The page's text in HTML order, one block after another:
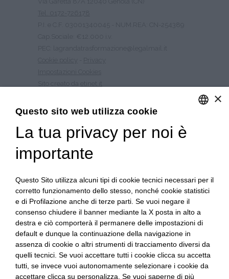
LE CARNI
LA GASTRONOMIA
CONTATTI
QUALITÀ
PSR 2014 – 2020
LAVORA CON NOI
MAPPA DEL SITO
Privacy e-commerce
Condizioni di vendita e-commerce
×
Questo sito web utilizza cookie
La tua privacy per noi è
importante
Questo Sito utilizza alcuni tipi di cookie tecnici necessari per il
corretto funzionamento dello stesso, nonché cookie statistici
e di Profilazione anche di terze parti. Se vuoi negare il
consenso chiudere il banner mediante la X posta in alto a
destra e ciò comporterà il permanere delle impostazioni di
default e dunque la continuazione della navigazione in
assenza di cookie o altri strumenti di tracciamento diversi da
quelli tecnici. Se vuoi accettare tutti i cookie clicca su accetta
tutti, se invece vuoi autonomamente selezionare i cookie da
accettare clicca su personalizza. Se vuoi saperne di più